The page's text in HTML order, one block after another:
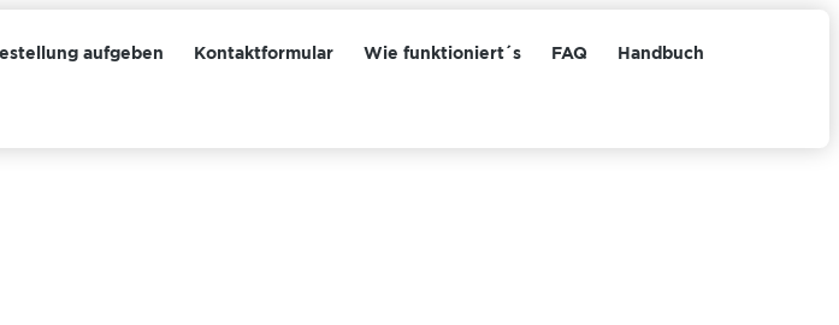
aufgeben Kontaktformular Wie funktioniert´s FAQ Handbuch